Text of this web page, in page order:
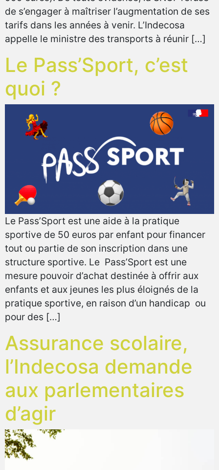
de s’engager à maîtriser l’augmentation de ses
tarifs dans les années à venir. L’Indecosa
appelle le ministre des transports à réunir […]
Le Pass’Sport, c’est
quoi ?
Le Pass’Sport est une aide à la pratique
sportive de 50 euros par enfant pour financer
tout ou partie de son inscription dans une
structure sportive. Le Pass’Sport est une
mesure pouvoir d’achat destinée à offrir aux
enfants et aux jeunes les plus éloignés de la
pratique sportive, en raison d’un handicap ou
pour des […]
Assurance scolaire,
l’Indecosa demande
aux parlementaires
d’agir